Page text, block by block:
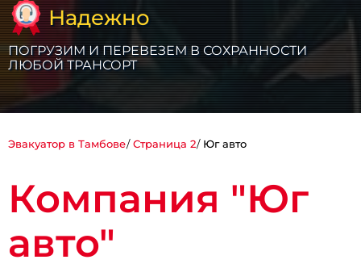
Надежно
ПОГРУЗИМ И ПЕРЕВЕЗЕМ В СОХРАННОСТИ
ЛЮБОЙ ТРАНСОРТ
Эвакуатор в Тамбове Страница 2 Юг авто
Компания "Юг
авто"